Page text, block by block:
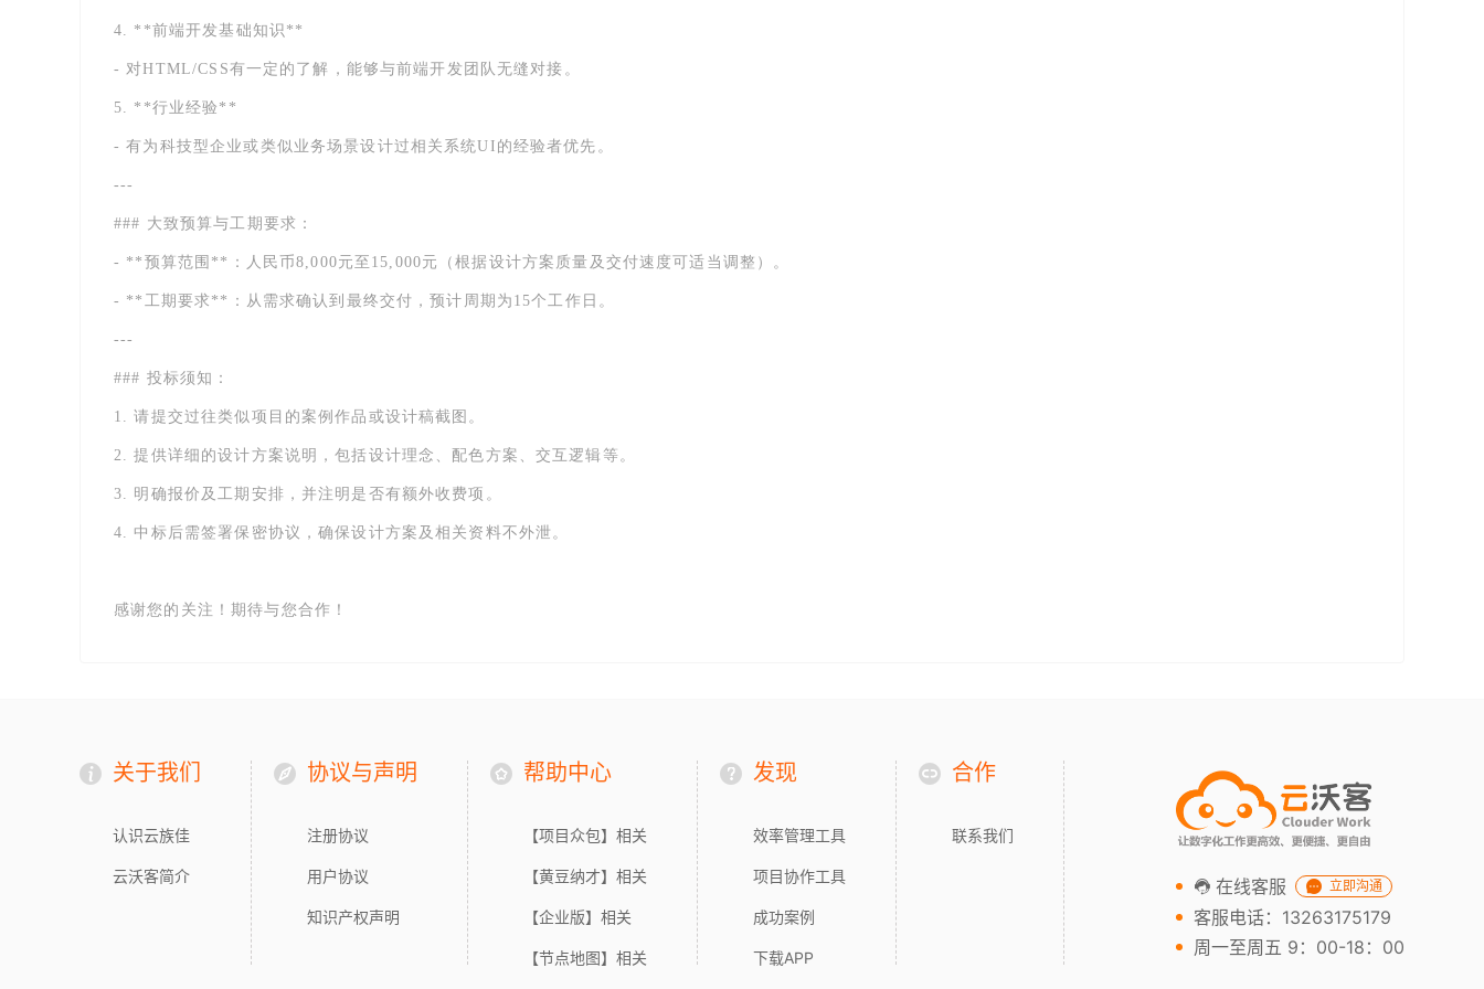
4. **前端开发基础知识**
- 对HTML/CSS有一定的了解，能够与前端开发团队无缝对接。
5. **行业经验**
- 有为科技型企业或类似业务场景设计过相关系统UI的经验者优先。
---
### 大致预算与工期要求：
- **预算范围**：人民币8,000元至15,000元（根据设计方案质量及交付速度可适当调整）。
- **工期要求**：从需求确认到最终交付，预计周期为15个工作日。
---
### 投标须知：
1. 请提交过往类似项目的案例作品或设计稿截图。
2. 提供详细的设计方案说明，包括设计理念、配色方案、交互逻辑等。
3. 明确报价及工期安排，并注明是否有额外收费项。
4. 中标后需签署保密协议，确保设计方案及相关资料不外泄。
感谢您的关注！期待与您合作！
关于我们
认识云族佳
云沃客简介
协议与声明
注册协议
用户协议
知识产权声明
帮助中心
【项目众包】相关
【黄豆纳才】相关
【企业版】相关
【节点地图】相关
发现
效率管理工具
项目协作工具
成功案例
下载APP
合作
联系我们
在线客服 立即沟通
客服电话：13263175179
周一至周五 9：00-18：00